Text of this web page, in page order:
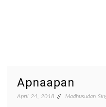
Apnaapan
April 24, 2018 Madhusudan